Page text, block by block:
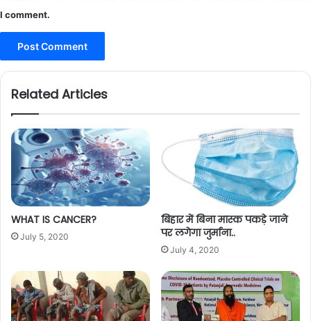
I comment.
Related Articles
WHAT IS CANCER?
July 5, 2020
बिहार में बिना मास्क पकड़े जाने
पर लगेगा जुर्माना..
July 4, 2020